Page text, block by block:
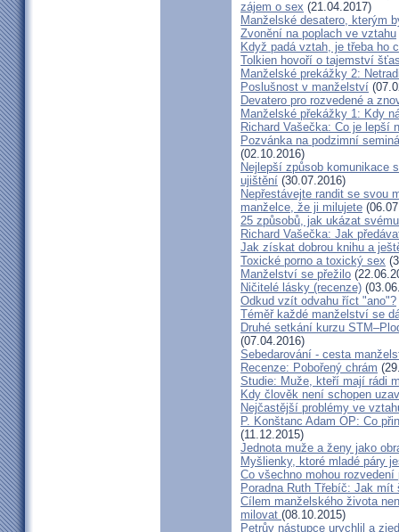
zájem o sex (21.04.2017)
Manželské desatero, kterým
Zvonění na poplach ve vztahu
Když padá vztah, je třeba ho
Tolkien hovoří o tajemství
Manželské prekážky 2:
Poslušnost v manželství
Devatero pro rozvedené a
Manželské překážky 1: Kdy
Richard Vašečka: Co je lepší
Pozvánka na podzimní
(02.10.2016)
Nejlepší způsob komunikace
ujištění (30.07.2016)
Nepřestávejte randit se svou
manželce, že ji milujete
25 způsobů, jak ukázat
Richard Vašečka: Jak
Jak získat dobrou knihu a
Toxické porno a toxický sex
Manželství se přežilo
Ničitelé lásky (recenze)
Odkud vzít odvahu říct "ano"?
Téměř každé manželství se
Druhé setkání kurzu
(07.04.2016)
Sebedarování - cesta
Recenze: Pobořený chrám
Studie: Muže, kteří mají rádi
Kdy člověk není schopen
Nejčastější problémy ve
P. Konštanc Adam OP: Co
(11.12.2015)
Jednota muže a ženy jako
Myšlienky, ktoré mladé páry
Co všechno mohou
Poradna Ruth Třebíč: Jak
Cílem manželského života
milovat (08.10.2015)
Petrův nástupce urychlil a